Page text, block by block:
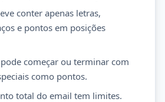
conter apenas letras,
e pontos em posições
começar ou terminar com
como pontos.
total do email tem limites.